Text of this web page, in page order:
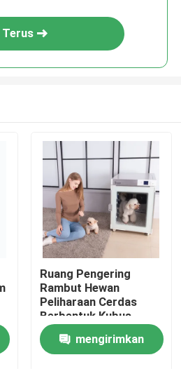
Terus
Ruang Pengering
Rambut Hewan
Peliharaan Cerdas
Berbentuk Kubus
Kotak Pengeringan
Hewan Peliharaan
Otomatis Untuk
mengirimkan